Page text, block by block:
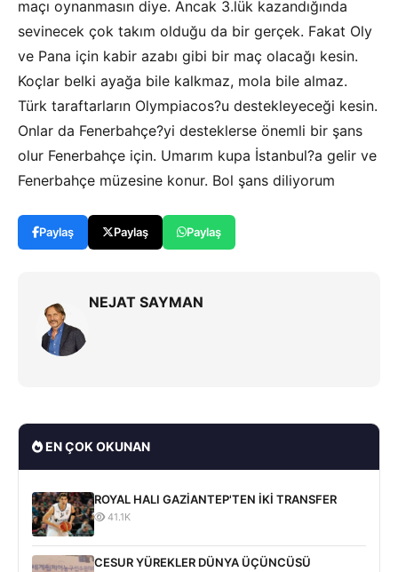
maçı oynanmasın diye. Ancak 3.lük kazandığında
sevinecek çok takım olduğu da bir gerçek. Fakat Oly
ve Pana için kabir azabı gibi bir maç olacağı kesin.
Koçlar belki ayağa bile kalkmaz, mola bile almaz.
Türk taraftarların Olympiacos?u destekleyeceği kesin.
Onlar da Fenerbahçe?yi desteklerse önemli bir şans
olur Fenerbahçe için. Umarım kupa İstanbul?a gelir ve
Fenerbahçe müzesine konur. Bol şans diliyorum
Paylaş Paylaş Paylaş
NEJAT SAYMAN
EN ÇOK OKUNAN
ROYAL HALI GAZİANTEP'TEN İKİ TRANSFER
41.1K
CESUR YÜREKLER DÜNYA ÜÇÜNCÜSÜ